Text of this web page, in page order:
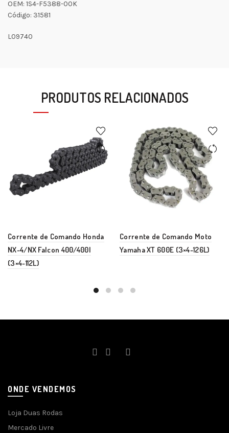
OEM: 1S4-F5388-00K
Código: 31581
L09740
PRODUTOS RELACIONADOS
Corrente de Comando Honda
NX-4/NX Falcon 400/400I
(3×4-112L)
Corrente de Comando Moto
Yamaha XT 600E (3×4-126L)
ONDE VENDEMOS
Loja Duas Rodas
Mercado Livre